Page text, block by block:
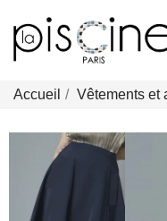
Accueil Vêtements et